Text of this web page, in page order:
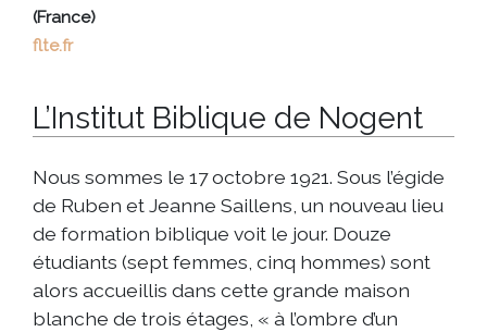
(France)
flte.fr
L’Institut Biblique de Nogent
Nous sommes le 17 octobre 1921. Sous l’égide
de Ruben et Jeanne Saillens, un nouveau lieu
de formation biblique voit le jour. Douze
étudiants (sept femmes, cinq hommes) sont
alors accueillis dans cette grande maison
blanche de trois étages, « à l’ombre d’un